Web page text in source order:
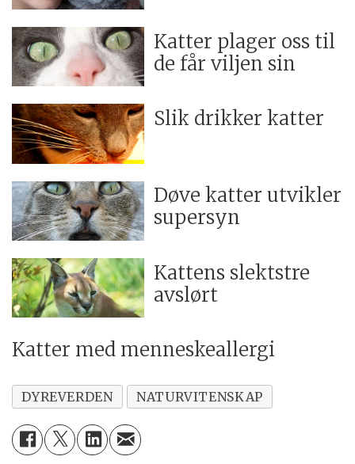
Katter plager oss til
de får viljen sin
Slik drikker katter
Døve katter utvikler
supersyn
Kattens slektstre
avslørt
Katter med menneskeallergi
DYREVERDEN NATURVITENSKAP